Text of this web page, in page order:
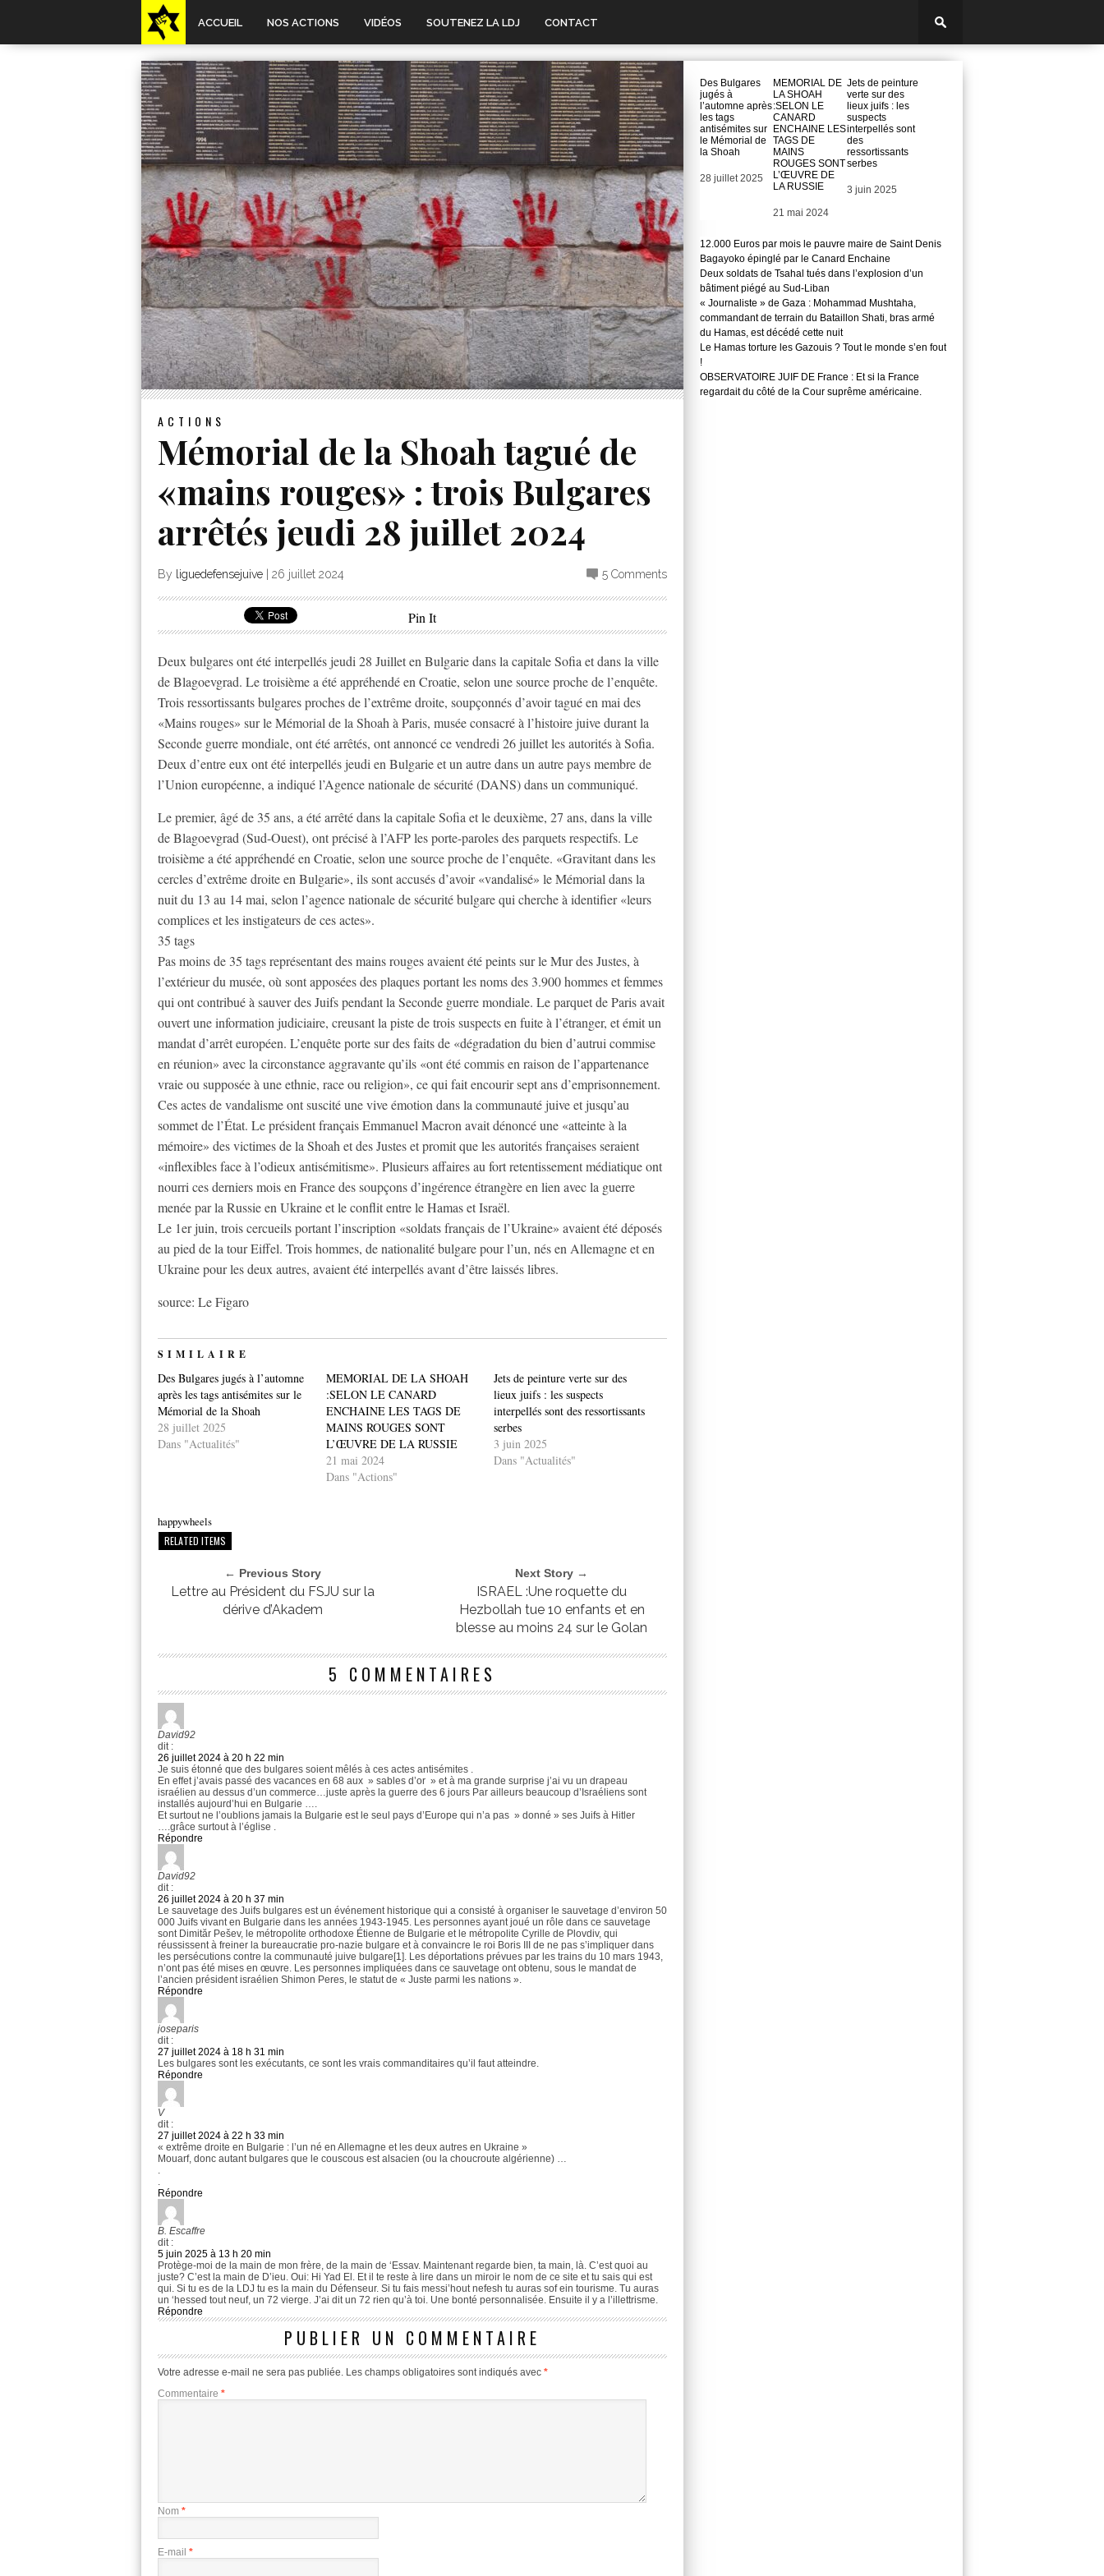
ACCUEIL NOS ACTIONS VIDÉOS SOUTENEZ LA LDJ CONTACT
ACTIONS
Mémorial de la Shoah tagué de
«mains rouges» : trois Bulgares
arrêtés jeudi 28 juillet 2024
By liguedefensejuive 26 juillet 2024 5 Comments
Pin It
Deux bulgares ont été interpellés jeudi 28 Juillet en Bulgarie dans la capitale Sofia et dans la ville
de Blagoevgrad. Le troisième a été appréhendé en Croatie, selon une source proche de l’enquête.
Trois ressortissants bulgares proches de l’extrême droite, soupçonnés d’avoir tagué en mai des
«Mains rouges» sur le Mémorial de la Shoah à Paris, musée consacré à l’histoire juive durant la
Seconde guerre mondiale, ont été arrêtés, ont annoncé ce vendredi 26 juillet les autorités à Sofia.
Deux d’entre eux ont été interpellés jeudi en Bulgarie et un autre dans un autre pays membre de
l’Union européenne, a indiqué l’Agence nationale de sécurité (DANS) dans un communiqué.
Le premier, âgé de 35 ans, a été arrêté dans la capitale Sofia et le deuxième, 27 ans, dans la ville
de Blagoevgrad (Sud-Ouest), ont précisé à l’AFP les porte-paroles des parquets respectifs. Le
troisième a été appréhendé en Croatie, selon une source proche de l’enquête. «Gravitant dans les
cercles d’extrême droite en Bulgarie», ils sont accusés d’avoir «vandalisé» le Mémorial dans la
nuit du 13 au 14 mai, selon l’agence nationale de sécurité bulgare qui cherche à identifier «leurs
complices et les instigateurs de ces actes».
35 tags
Pas moins de 35 tags représentant des mains rouges avaient été peints sur le Mur des Justes, à
l’extérieur du musée, où sont apposées des plaques portant les noms des 3.900 hommes et femmes
qui ont contribué à sauver des Juifs pendant la Seconde guerre mondiale. Le parquet de Paris avait
ouvert une information judiciaire, creusant la piste de trois suspects en fuite à l’étranger, et émit un
mandat d’arrêt européen. L’enquête porte sur des faits de «dégradation du bien d’autrui commise
en réunion» avec la circonstance aggravante qu’ils «ont été commis en raison de l’appartenance
vraie ou supposée à une ethnie, race ou religion», ce qui fait encourir sept ans d’emprisonnement.
Ces actes de vandalisme ont suscité une vive émotion dans la communauté juive et jusqu’au
sommet de l’État. Le président français Emmanuel Macron avait dénoncé une «atteinte à la
mémoire» des victimes de la Shoah et des Justes et promit que les autorités françaises seraient
«inflexibles face à l’odieux antisémitisme». Plusieurs affaires au fort retentissement médiatique ont
nourri ces derniers mois en France des soupçons d’ingérence étrangère en lien avec la guerre
menée par la Russie en Ukraine et le conflit entre le Hamas et Israël.
Le 1er juin, trois cercueils portant l’inscription «soldats français de l’Ukraine» avaient été déposés
au pied de la tour Eiffel. Trois hommes, de nationalité bulgare pour l’un, nés en Allemagne et en
Ukraine pour les deux autres, avaient été interpellés avant d’être laissés libres.
source: Le Figaro
SIMILAIRE
Des Bulgares jugés à l’automne
après les tags antisémites sur le
Mémorial de la Shoah
28 juillet 2025
Dans "Actualités"
MEMORIAL DE LA SHOAH
:SELON LE CANARD
ENCHAINE LES TAGS DE
MAINS ROUGES SONT
L’ŒUVRE DE LA RUSSIE
21 mai 2024
Dans "Actions"
Jets de peinture verte sur des
lieux juifs : les suspects
interpellés sont des ressortissants
serbes
3 juin 2025
Dans "Actualités"
happywheels
RELATED ITEMS
← Previous Story
Lettre au Président du FSJU sur la
dérive d’Akadem
Next Story →
ISRAEL :Une roquette du
Hezbollah tue 10 enfants et en
blesse au moins 24 sur le Golan
5 COMMENTAIRES
David92
dit :
26 juillet 2024 à 20 h 22 min
Je suis étonné que des bulgares soient mêlés à ces actes antisémites .
En effet j’avais passé des vacances en 68 aux » sables d’or » et à ma grande surprise j’ai vu un drapeau
israélien au dessus d’un commerce…juste après la guerre des 6 jours Par ailleurs beaucoup d’Israéliens sont
installés aujourd’hui en Bulgarie ….
Et surtout ne l’oublions jamais la Bulgarie est le seul pays d’Europe qui n’a pas » donné » ses Juifs à Hitler
….grâce surtout à l’église .
Répondre
David92
dit :
26 juillet 2024 à 20 h 37 min
Le sauvetage des Juifs bulgares est un événement historique qui a consisté à organiser le sauvetage d’environ 50
000 Juifs vivant en Bulgarie dans les années 1943-1945. Les personnes ayant joué un rôle dans ce sauvetage
sont Dimităr Pešev, le métropolite orthodoxe Étienne de Bulgarie et le métropolite Cyrille de Plovdiv, qui
réussissent à freiner la bureaucratie pro-nazie bulgare et à convaincre le roi Boris III de ne pas s’impliquer dans
les persécutions contre la communauté juive bulgare[1]. Les déportations prévues par les trains du 10 mars 1943,
n’ont pas été mises en œuvre. Les personnes impliquées dans ce sauvetage ont obtenu, sous le mandat de
l’ancien président israélien Shimon Peres, le statut de « Juste parmi les nations ».
Répondre
joseparis
dit :
27 juillet 2024 à 18 h 31 min
Les bulgares sont les exécutants, ce sont les vrais commanditaires qu’il faut atteindre.
Répondre
V
dit :
27 juillet 2024 à 22 h 33 min
« extrême droite en Bulgarie : l’un né en Allemagne et les deux autres en Ukraine »
Mouarf, donc autant bulgares que le couscous est alsacien (ou la choucroute algérienne) …
.
.
Répondre
B. Escaffre
dit :
5 juin 2025 à 13 h 20 min
Protège-moi de la main de mon frère, de la main de ‘Essav. Maintenant regarde bien, ta main, là. C’est quoi au
juste? C’est la main de D’ieu. Oui: Hi Yad El. Et il te reste à lire dans un miroir le nom de ce site et tu sais qui est
qui. Si tu es de la LDJ tu es la main du Défenseur. Si tu fais messi’hout nefesh tu auras sof ein tourisme. Tu auras
un ‘hessed tout neuf, un 72 vierge. J’ai dit un 72 rien qu’à toi. Une bonté personnalisée. Ensuite il y a l’illettrisme.
Répondre
PUBLIER UN COMMENTAIRE
Votre adresse e-mail ne sera pas publiée. Les champs obligatoires sont indiqués avec *
Commentaire *
Nom *
E-mail *
Des Bulgares
jugés à
l’automne après
les tags
antisémites sur
le Mémorial de
la Shoah
Date
28 juillet 2025
MEMORIAL DE
LA SHOAH
:SELON LE
CANARD
ENCHAINE LES
TAGS DE
MAINS
ROUGES SONT
L’ŒUVRE DE
LA RUSSIE
Date
21 mai 2024
Jets de peinture
verte sur des
lieux juifs : les
suspects
interpellés sont
des
ressortissants
serbes
Date
3 juin 2025
12.000 Euros par mois le pauvre maire de Saint Denis
Bagayoko épinglé par le Canard Enchaine
Deux soldats de Tsahal tués dans l’explosion d’un
bâtiment piégé au Sud-Liban
« Journaliste » de Gaza : Mohammad Mushtaha,
commandant de terrain du Bataillon Shati, bras armé
du Hamas, est décédé cette nuit
Le Hamas torture les Gazouis ? Tout le monde s’en fout
!
OBSERVATOIRE JUIF DE France : Et si la France
regardait du côté de la Cour suprême américaine.